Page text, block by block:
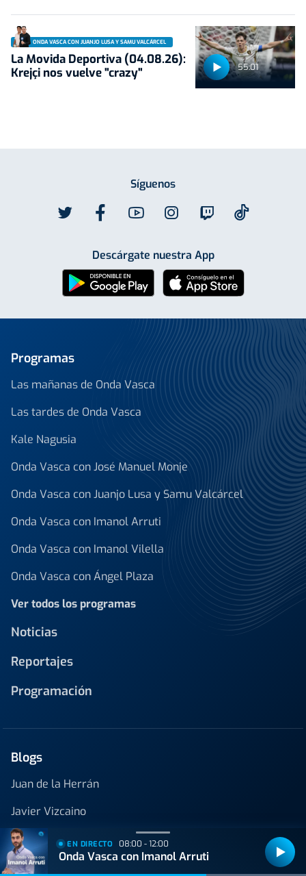
55:01
ONDA VASCA CON JUANJO LUSA Y SAMU VALCÁRCEL
La Movida Deportiva (04.08.26):
Krejçi nos vuelve "crazy"
Síguenos
Descárgate nuestra App
Programas
Las mañanas de Onda Vasca
Las tardes de Onda Vasca
Kale Nagusia
Onda Vasca con José Manuel Monje
Onda Vasca con Juanjo Lusa y Samu Valcárcel
Onda Vasca con Imanol Arruti
Onda Vasca con Imanol Vilella
Onda Vasca con Ángel Plaza
Ver todos los programas
Noticias
Reportajes
Programación
Blogs
Juan de la Herrán
Javier Vizcaino
Cocina con nervio
EN DIRECTO 08:00 - 12:00
Onda Vasca con Imanol Arruti